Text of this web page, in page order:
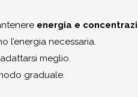
energia e
l’energia necessaria.
meglio.
graduale.